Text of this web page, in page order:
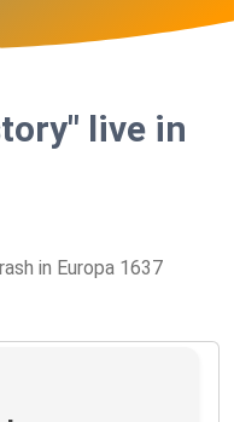
live in
in Europa 1637